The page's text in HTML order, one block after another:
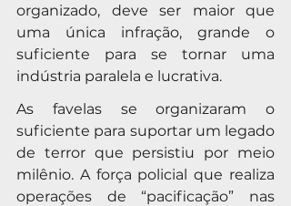
organizado, deve ser maior que
uma única infração, grande o
suficiente para se tornar uma
indústria paralela e lucrativa.
As favelas se organizaram o
suficiente para suportar um legado
de terror que persistiu por meio
milênio. A força policial que realiza
operações de “pacificação” nas